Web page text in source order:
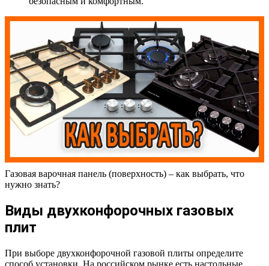
Газовая варочная панель (поверхность) – как выбрать, что
нужно знать?
Виды двухконфорочных газовых
плит
При выборе двухконфорочной газовой плиты определите
способ установки. На российском рынке есть настольные,